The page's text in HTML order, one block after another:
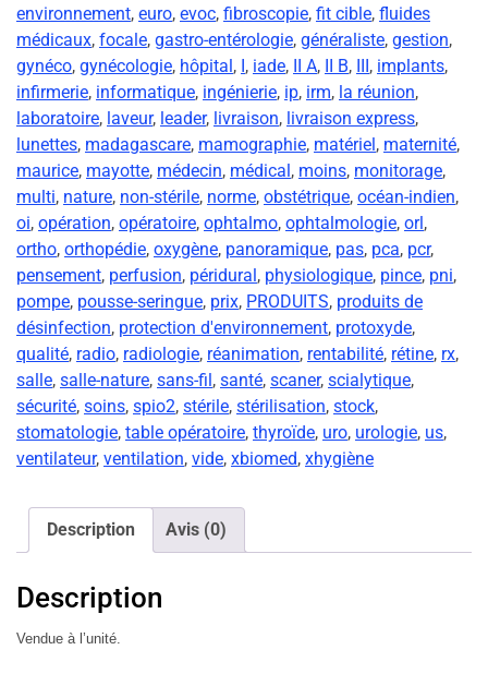
environnement, euro, evoc, fibroscopie, fit cible, fluides
médicaux, focale, gastro-entérologie, généraliste, gestion,
gynéco, gynécologie, hôpital, I, iade, II A, II B, III, implants,
infirmerie, informatique, ingénierie, ip, irm, la réunion,
laboratoire, laveur, leader, livraison, livraison express,
lunettes, madagascare, mamographie, matériel, maternité,
maurice, mayotte, médecin, médical, moins, monitorage,
multi, nature, non-stérile, norme, obstétrique, océan-indien,
oi, opération, opératoire, ophtalmo, ophtalmologie, orl,
ortho, orthopédie, oxygène, panoramique, pas, pca, pcr,
pensement, perfusion, péridural, physiologique, pince, pni,
pompe, pousse-seringue, prix, PRODUITS, produits de
désinfection, protection d'environnement, protoxyde,
qualité, radio, radiologie, réanimation, rentabilité, rétine, rx,
salle, salle-nature, sans-fil, santé, scaner, scialytique,
sécurité, soins, spio2, stérile, stérilisation, stock,
stomatologie, table opératoire, thyroïde, uro, urologie, us,
ventilateur, ventilation, vide, xbiomed, xhygiène
Description Avis (0)
Description
Vendue à l’unité.